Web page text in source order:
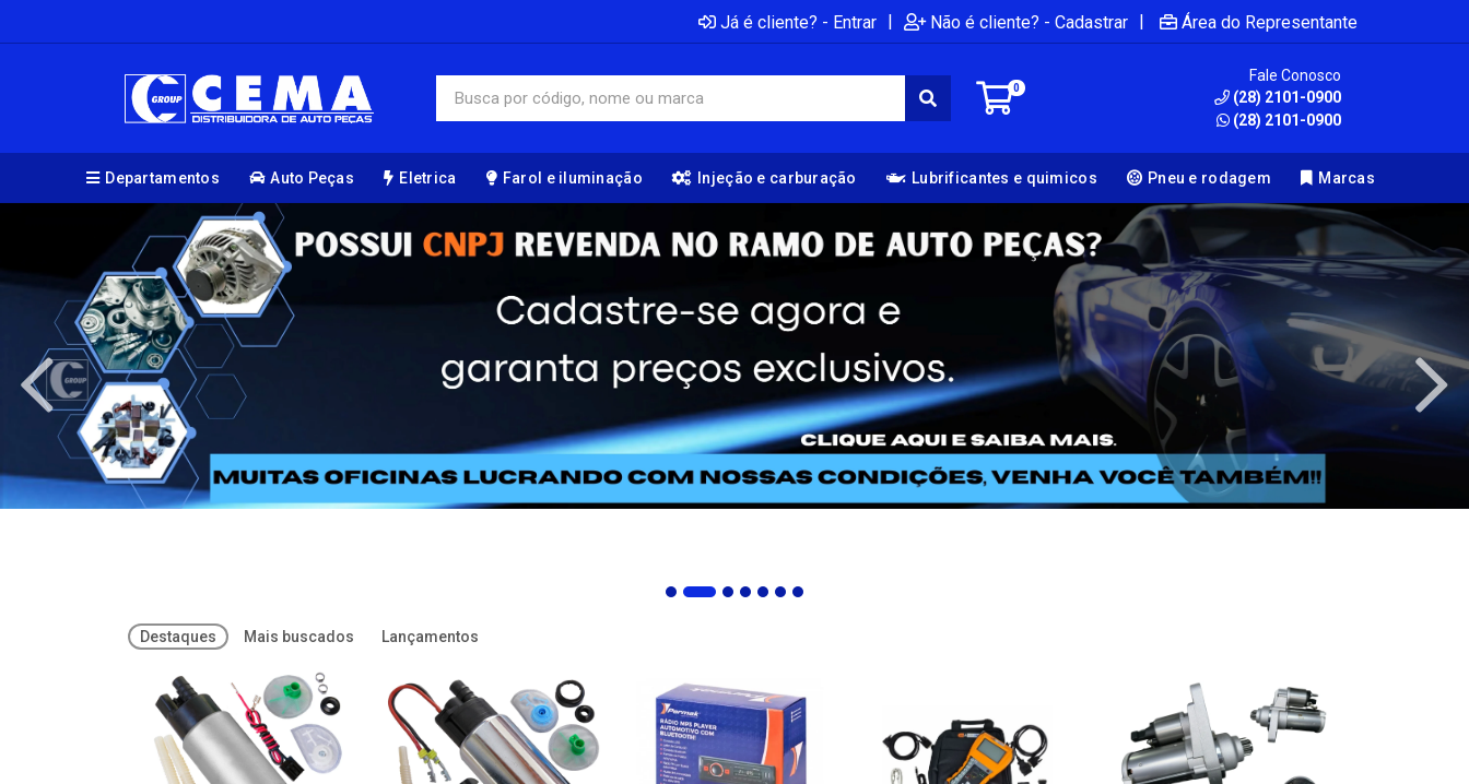
Já é cliente? - Entrar | Não é cliente? - Cadastrar | Área do Representante
0
Fale Conosco
(28) 2101-0900
(28) 2101-0900
Departamentos Auto Peças Eletrica Farol e iluminação Injeção e carburação Lubrificantes e quimicos Pneu e rodagem Marcas
Destaques Mais buscados Lançamentos